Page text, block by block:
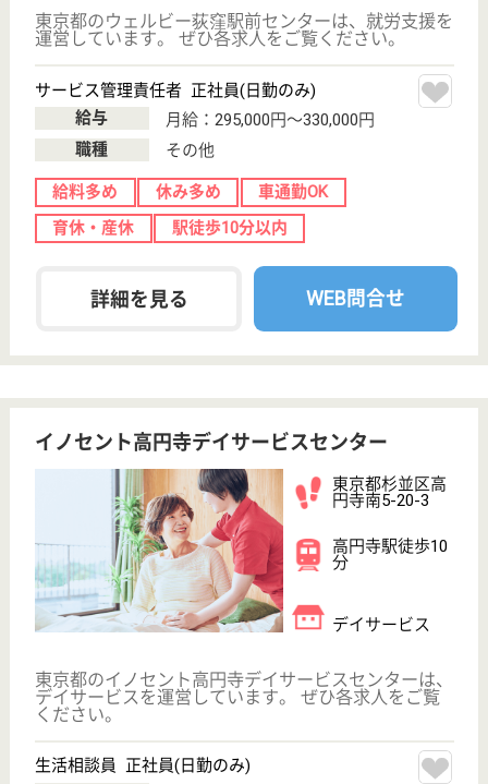
介護業界給与データ
利用規約
プライバシーポリシー 運営会社
採用ご担当者様へ お知らせ
『クリックジョブ看護』
介護職求人支援サービス『クリックジョブ介護』運営会社: